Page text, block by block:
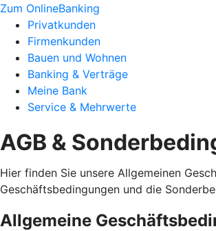
Zum OnlineBanking
Privatkunden
Firmenkunden
Bauen und Wohnen
Banking & Verträge
Meine Bank
Service & Mehrwerte
AGB &
Hier finden Sie unsere Allgemeinen
Geschäftsbedingungen und die
Allgemeine